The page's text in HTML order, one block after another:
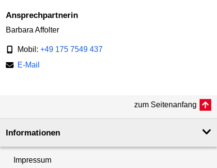
Ansprechpartnerin
Barbara Affolter
Mobil: +49 175 7549 437
E-Mail
zum Seitenanfang
Informationen
Impressum